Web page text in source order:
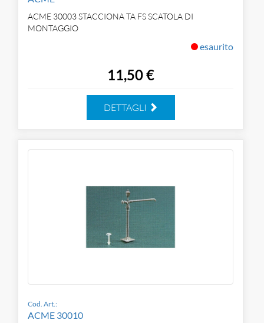
ACME 30003 STACCIONA TA FS SCATOLA DI
MONTAGGIO
esaurito
11,50 €
DETTAGLI
Cod. Art.:
ACME 30010